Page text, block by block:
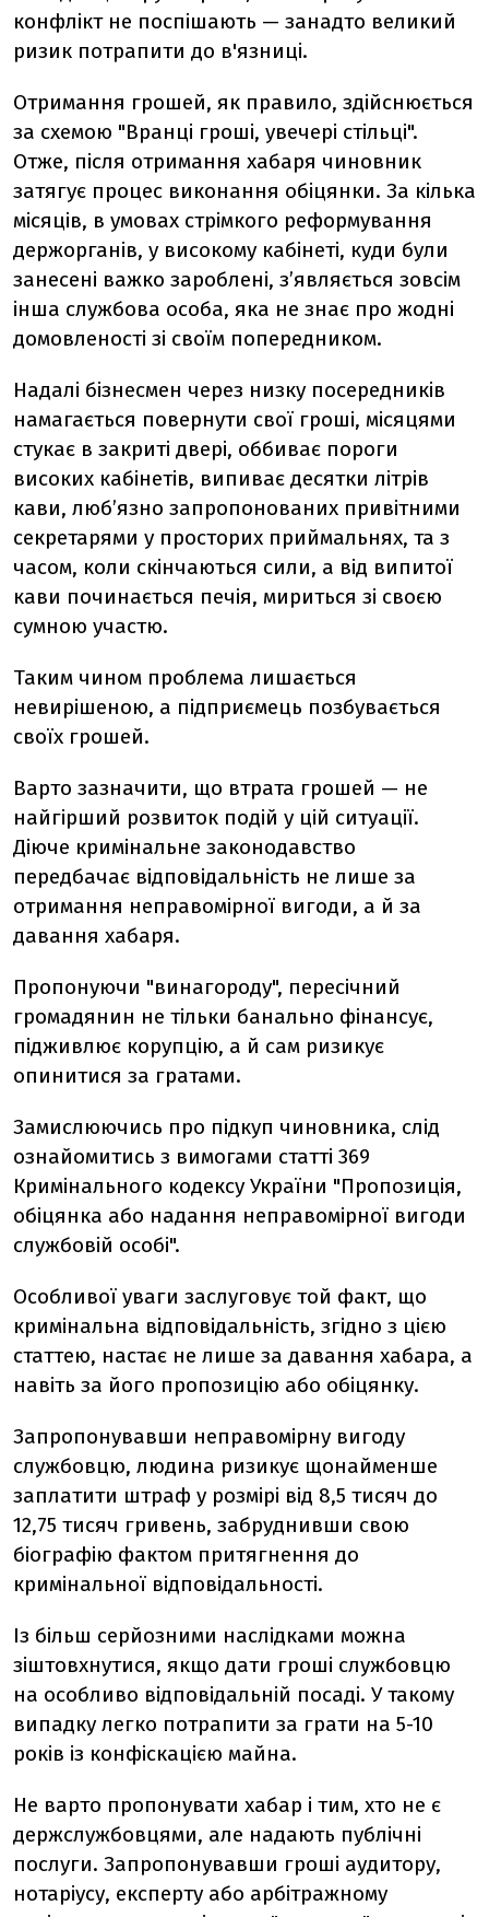
конфлікт не поспішають — занадто великий
ризик потрапити до в'язниці.
Отримання грошей, як правило, здійснюється
за схемою "Вранці гроші, увечері стільці".
Отже, після отримання хабаря чиновник
затягує процес виконання обіцянки. За кілька
місяців, в умовах стрімкого реформування
держорганів, у високому кабінеті, куди були
занесені важко зароблені, з’являється зовсім
інша службова особа, яка не знає про жодні
домовленості зі своїм попередником.
Надалі бізнесмен через низку посередників
намагається повернути свої гроші, місяцями
стукає в закриті двері, оббиває пороги
високих кабінетів, випиває десятки літрів
кави, люб’язно запропонованих привітними
секретарями у просторих приймальнях, та з
часом, коли скінчаються сили, а від випитої
кави починається печія, мириться зі своєю
сумною участю.
Таким чином проблема лишається
невирішеною, а підприємець позбувається
своїх грошей.
Варто зазначити, що втрата грошей — не
найгірший розвиток подій у цій ситуації.
Діюче кримінальне законодавство
передбачає відповідальність не лише за
отримання неправомірної вигоди, а й за
давання хабаря.
Пропонуючи "винагороду", пересічний
громадянин не тільки банально фінансує,
підживлює корупцію, а й сам ризикує
опинитися за гратами.
Замислюючись про підкуп чиновника, слід
ознайомитись з вимогами статті 369
Кримінального кодексу України "Пропозиція,
обіцянка або надання неправомірної вигоди
службовій особі".
Особливої уваги заслуговує той факт, що
кримінальна відповідальність, згідно з цією
статтею, настає не лише за давання хабара, а
навіть за його пропозицію або обіцянку.
Запропонувавши неправомірну вигоду
службовцю, людина ризикує щонайменше
заплатити штраф у розмірі від 8,5 тисяч до
12,75 тисяч гривень, забруднивши свою
біографію фактом притягнення до
кримінальної відповідальності.
Із більш серйозними наслідками можна
зіштовхнутися, якщо дати гроші службовцю
на особливо відповідальній посаді. У такому
випадку легко потрапити за грати на 5-10
років із конфіскацією майна.
Не варто пропонувати хабар і тим, хто не є
держслужбовцями, але надають публічні
послуги. Запропонувавши гроші аудитору,
нотаріусу, експерту або арбітражному